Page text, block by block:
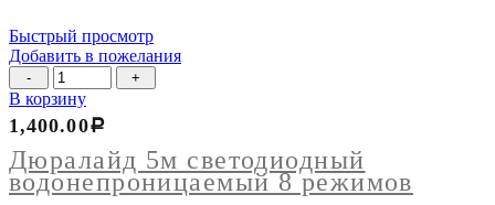
Быстрый просмотр
Добавить в пожелания
Количество
товара
Дюралайд
5м
светодиодный
водонепроницаемый
8
В корзину
Дюралайд 5м светодиодный
водонепроницаемый 8 режимов
1,400.00Р